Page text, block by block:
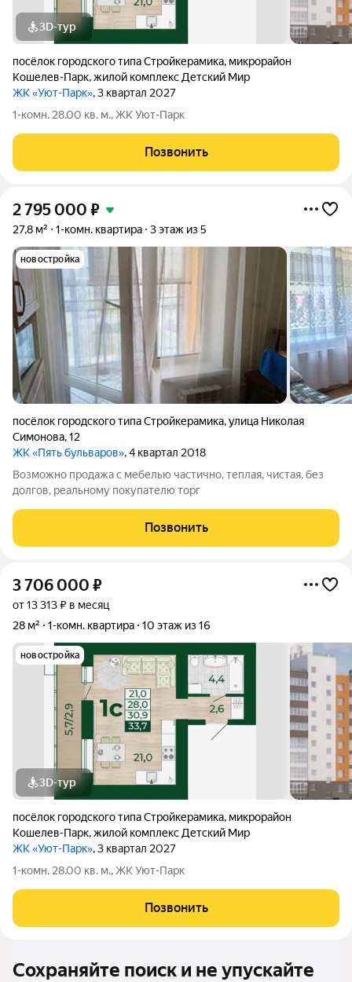
3D-тур
посёлок городского типа Стройкерамика, микрорайон
Кошелев-Парк,жилой комплекс Детский Мир
ЖК «Уют-Парк», 3 квартал 2027
1-комн. 28.00 кв. м., ЖК Уют-Парк
Позвонить
2 795 000 ₽
27,8 м² 1-комн. квартира 3 этаж из 5
новостройка
посёлок городского типа Стройкерамика,улица Николая
Симонова,12
ЖК «Пять бульваров», 4 квартал 2018
Возможно продажа с мебелью частично, теплая, чистая, без
долгов, реальному покупателю торг
Позвонить
3 706 000 ₽
от 13 313 ₽ в месяц
28 м²
1-комн. квартира 10 этаж из 16
новостройка
3D-тур
посёлок городского типа Стройкерамика, микрорайон
Кошелев-Парк,жилой комплекс Детский Мир
ЖК «Уют-Парк», 3 квартал 2027
1-комн. 28.00 кв. м., ЖК Уют-Парк
Позвонить
Сохраняйте поиск и не упускайте